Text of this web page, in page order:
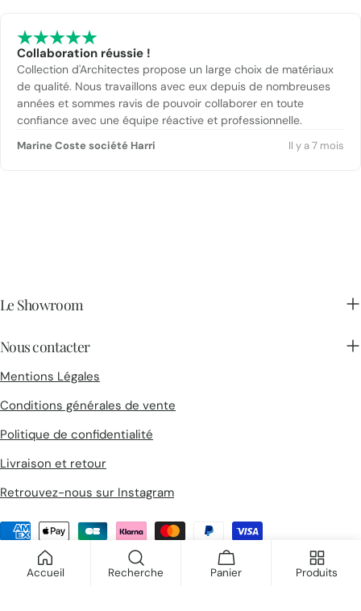
Collaboration réussie !
Collection d'Architectes propose un large choix de matériaux
de qualité. Nous travaillons avec eux depuis de nombreuses
années et sommes ravis de pouvoir collaborer en toute
confiance avec une équipe réactive et professionnelle.
Marine Coste société Harri Il y a 7 mois
Le Showroom
Nous contacter
Mentions Légales
Conditions générales de vente
Politique de confidentialité
Livraison et retour
Retrouvez-nous sur Instagram
© 2026Collections d'Architectes
Méthodes
payement
Accueil Recherche Panier Produits